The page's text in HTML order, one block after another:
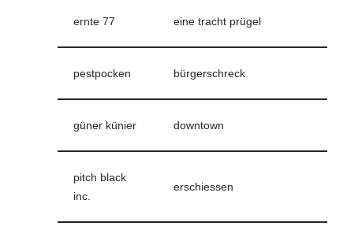
ernte 77 eine tracht prügel
pestpocken bürgerschreck
güner künier downtown
pitch black
inc.
erschiessen